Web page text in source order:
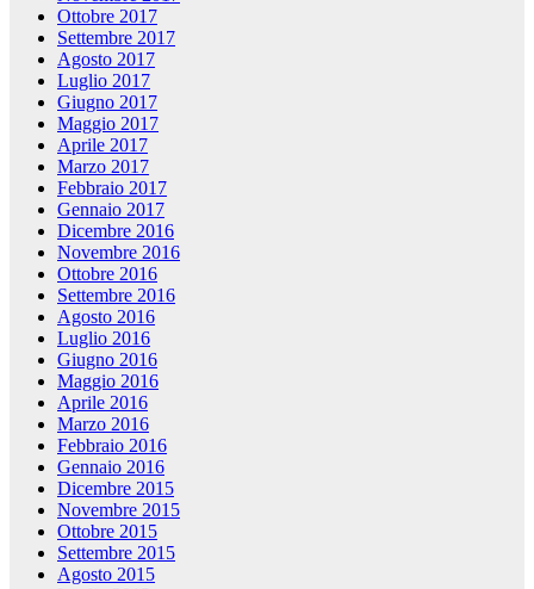
Ottobre 2017
Settembre 2017
Agosto 2017
Luglio 2017
Giugno 2017
Maggio 2017
Aprile 2017
Marzo 2017
Febbraio 2017
Gennaio 2017
Dicembre 2016
Novembre 2016
Ottobre 2016
Settembre 2016
Agosto 2016
Luglio 2016
Giugno 2016
Maggio 2016
Aprile 2016
Marzo 2016
Febbraio 2016
Gennaio 2016
Dicembre 2015
Novembre 2015
Ottobre 2015
Settembre 2015
Agosto 2015